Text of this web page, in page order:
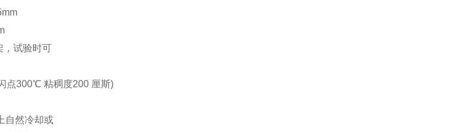
，试验时可
点300℃ 粘稠度200 厘斯)
自然冷却或